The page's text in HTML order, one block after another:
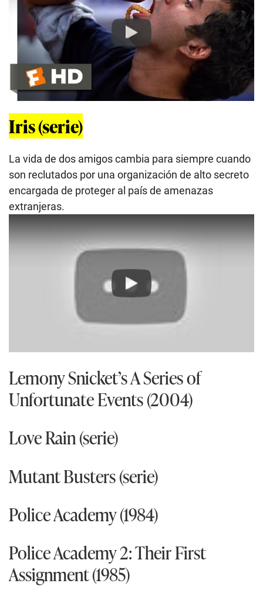
Play
Iris (serie)
La vida de dos amigos cambia para siempre cuando
son reclutados por una organización de alto secreto
encargada de proteger al país de amenazas
extranjeras.
Play
Lemony Snicket’s A Series of
Unfortunate Events (2004)
Love Rain (serie)
Mutant Busters (serie)
Police Academy (1984)
Police Academy 2: Their First
Assignment (1985)